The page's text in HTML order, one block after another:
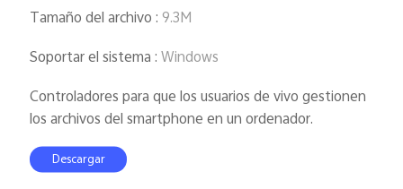
Tamaño del archivo :9.3M
Soportar el sistema :Windows
Controladores para que los usuarios de vivo gestionen
los archivos del smartphone en un ordenador.
Descargar